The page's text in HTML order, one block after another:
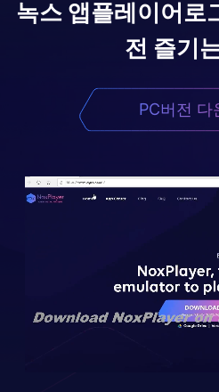
녹스 앱플레이어로
전 즐기
PC버전 다